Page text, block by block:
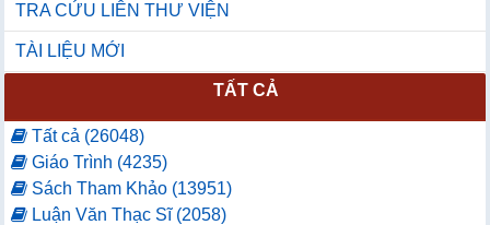
TRA CỨU LIÊN THƯ VIỆN
TÀI LIỆU MỚI
TẤT CẢ
Tất cả (26048)
Giáo Trình (4235)
Sách Tham Khảo (13951)
Luận Văn Thạc Sĩ (2058)